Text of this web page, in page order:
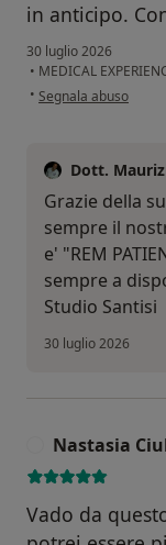
in anticipo.
30 luglio 2026
• MEDICAL
• secondo l'opinione
Segnala abuso
Dott.
Grazie della
sempre il
e' "REM
sempre a
Studio Santisi
30 luglio 2026
Nastasia
Vado da